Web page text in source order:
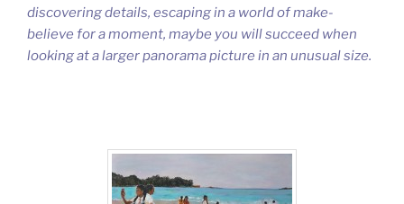
discovering details, escaping in a world of make-
believe for a moment, maybe you will succeed when
looking at a larger panorama picture in an unusual size.